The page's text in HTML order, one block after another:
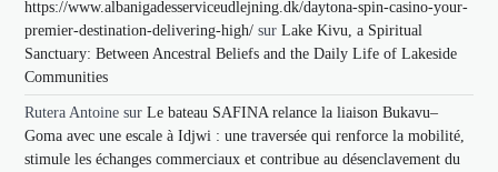
https://www.albanigadesserviceudlejning.dk/daytona-spin-casino-your-
premier-destination-delivering-high/ surLake Kivu, a Spiritual
Sanctuary: Between Ancestral Beliefs and the Daily Life of Lakeside
Communities
Rutera Antoine surLe bateau SAFINA relance la liaison Bukavu–
Goma avec une escale à Idjwi : une traversée qui renforce la mobilité,
stimule les échanges commerciaux et contribue au désenclavement du